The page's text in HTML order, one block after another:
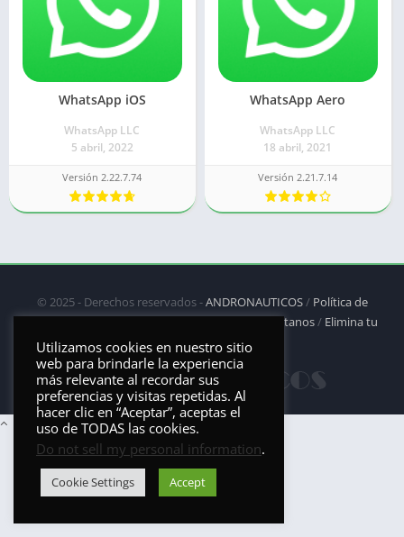
WhatsApp iOS
WhatsApp LLC
5 abril, 2022
Versión 2.22.7.74
WhatsApp Aero
WhatsApp LLC
18 abril, 2021
Versión 2.21.7.14
© 2025 - Derechos reservados -ANDRONAUTICOS/ Política de
privacidad/Política de Cookies/DMCA/Contáctanos/ Elimina tu
aplicación
Utilizamos cookies en nuestro sitio
web para brindarle la experiencia
más relevante al recordar sus
preferencias y visitas repetidas. Al
hacer clic en “Aceptar”, aceptas el
uso de TODAS las cookies.
Do not sell my personal information.
Cookie Settings Accept